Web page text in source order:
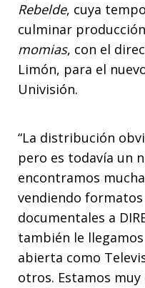
Rebelde, cuya
culminar
momias, con el
Limón, para el
Univisión.
“La distribución
pero es todavía un
encontramos
vendiendo
documentales a
también le
abierta como
otros. Estamos